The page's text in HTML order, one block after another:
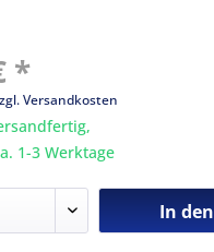
*
Versandkosten
1-3 Werktage
In den